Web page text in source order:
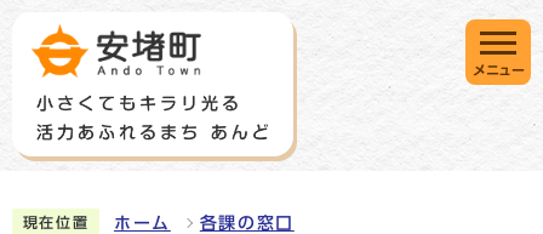
メニュー
現在位置 ホーム 各課の窓口